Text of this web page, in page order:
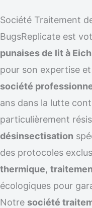
Société Traitement
BugsReplicate est
punaises de lit à
pour son expertise
société
ans dans la lutte
particulièrement
désinsectisation
des protocoles
thermique,
écologiques pour
Notre société